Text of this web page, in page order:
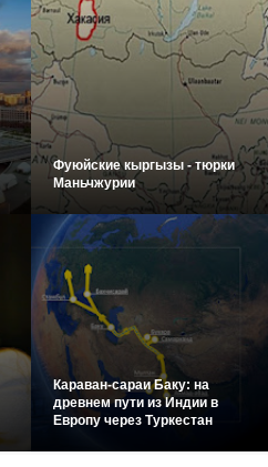
Фуюйские кыргызы - тюрки
Маньчжурии
Караван-сараи Баку: на
древнем пути из Индии в
Европу через Туркестан